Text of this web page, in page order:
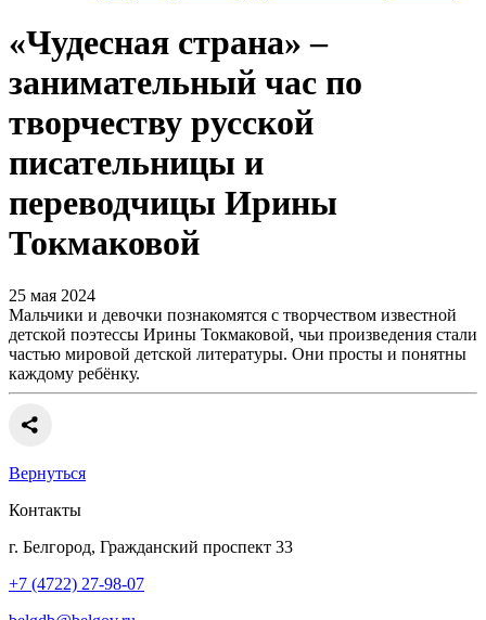
«Чудесная страна» –
занимательный час по
творчеству русской
писательницы и
переводчицы Ирины
Токмаковой
25 мая 2024
Мальчики и девочки познакомятся с творчеством известной
детской поэтессы Ирины Токмаковой, чьи произведения стали
частью мировой детской литературы. Они просты и понятны
каждому ребёнку.
Вернуться
Контакты
г. Белгород, Гражданский проспект 33
+7 (4722) 27-98-07